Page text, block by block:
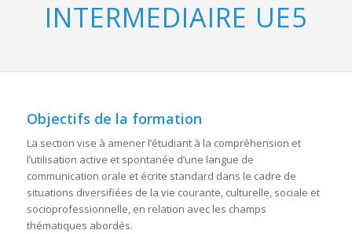
INTERMEDIAIRE UE5
Objectifs de la formation
La section vise à amener l’étudiant à la compréhension et
l’utilisation active et spontanée d’une langue de
communication orale et écrite standard dans le cadre de
situations diversifiées de la vie courante, culturelle, sociale et
socioprofessionnelle, en relation avec les champs
thématiques abordés.